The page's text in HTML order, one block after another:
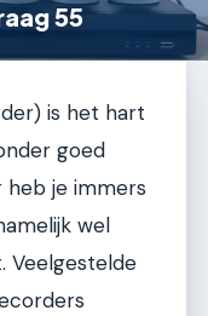
55
is het hart
goed
je immers
wel
Veelgestelde